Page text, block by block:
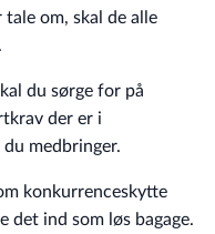
om, skal de alle
du sørge for på
der er i
medbringer.
konkurrenceskytte
det ind som løs bagage.